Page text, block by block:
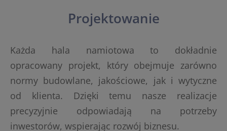
Projektowanie
Każda hala namiotowa to dokładnie
opracowany projekt, który obejmuje zarówno
normy budowlane, jakościowe, jak i wytyczne
od klienta. Dzięki temu nasze realizacje
precyzyjnie odpowiadają na potrzeby
inwestorów, wspierając rozwój biznesu.